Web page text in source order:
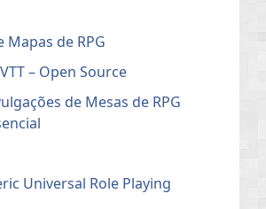
Mapas de RPG
– Open Source
de Mesas de RPG
Universal Role Playing